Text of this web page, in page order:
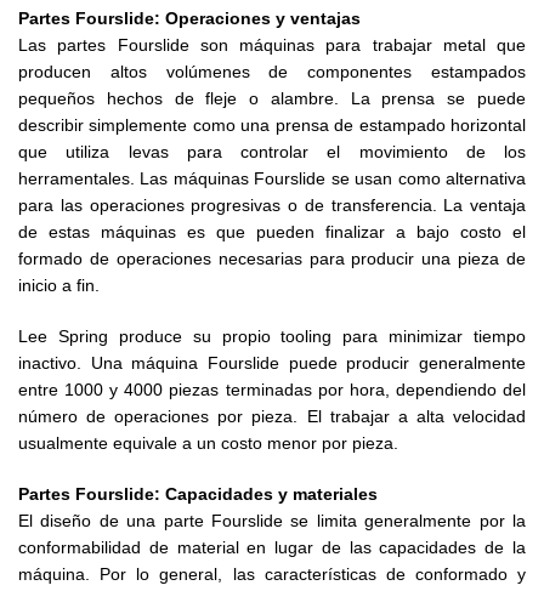
Partes Fourslide: Operaciones y ventajas
Las partes Fourslide son máquinas para trabajar metal que
producen altos volúmenes de componentes estampados
pequeños hechos de fleje o alambre. La prensa se puede
describir simplemente como una prensa de estampado horizontal
que utiliza levas para controlar el movimiento de los
herramentales. Las máquinas Fourslide se usan como alternativa
para las operaciones progresivas o de transferencia. La ventaja
de estas máquinas es que pueden finalizar a bajo costo el
formado de operaciones necesarias para producir una pieza de
inicio a fin.
Lee Spring produce su propio tooling para minimizar tiempo
inactivo. Una máquina Fourslide puede producir generalmente
entre 1000 y 4000 piezas terminadas por hora, dependiendo del
número de operaciones por pieza. El trabajar a alta velocidad
usualmente equivale a un costo menor por pieza.
Partes Fourslide: Capacidades y materiales
El diseño de una parte Fourslide se limita generalmente por la
conformabilidad de material en lugar de las capacidades de la
máquina. Por lo general, las características de conformado y